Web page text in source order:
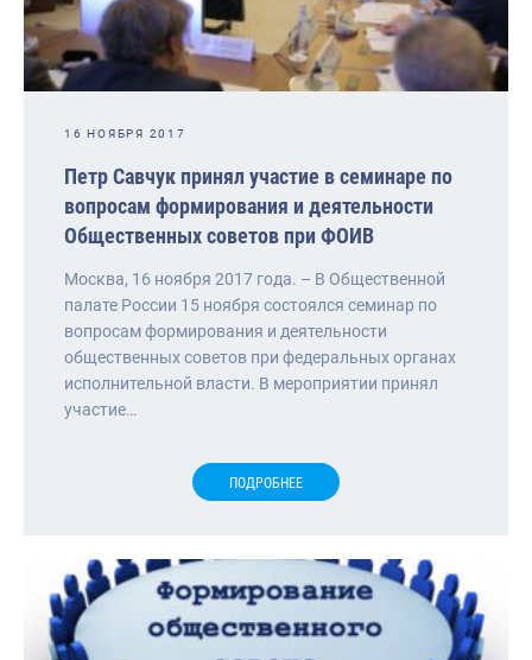
16 НОЯБРЯ 2017
Петр Савчук принял участие в семинаре по
вопросам формирования и деятельности
Общественных советов при ФОИВ
Москва, 16 ноября 2017 года. – В Общественной
палате России 15 ноября состоялся семинар по
вопросам формирования и деятельности
общественных советов при федеральных органах
исполнительной власти. В мероприятии принял
участие…
ПОДРОБНЕЕ